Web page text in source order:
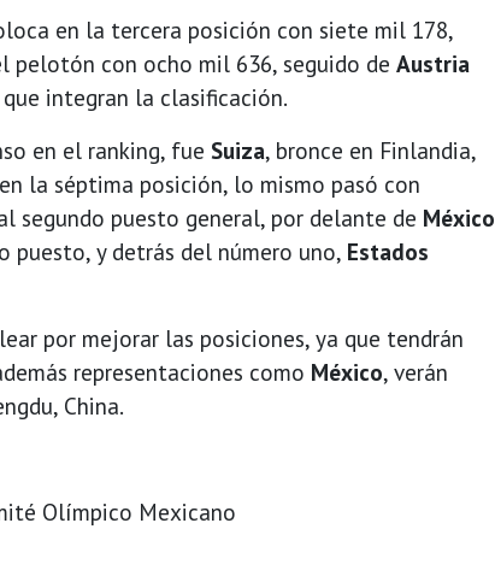
en la tercera posición con siete mil 178,
pelotón con ocho mil 636, seguido de Austria
integran la clasificación.
en el ranking, fue Suiza, bronce en Finlandia,
la séptima posición, lo mismo pasó con
segundo puesto general, por delante de México
puesto, y detrás del número uno, Estados
por mejorar las posiciones, ya que tendrán
representaciones como México, verán
China.
Olímpico Mexicano